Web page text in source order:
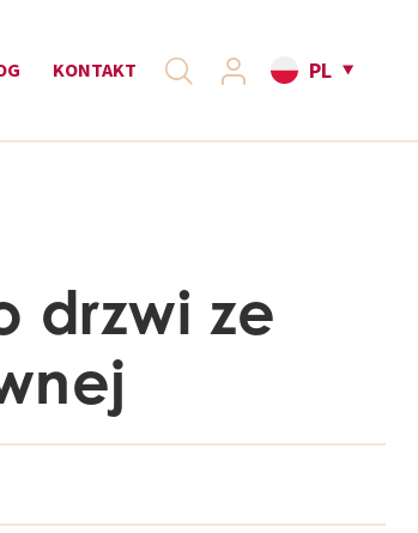
KONTAKT PL
drzwi ze